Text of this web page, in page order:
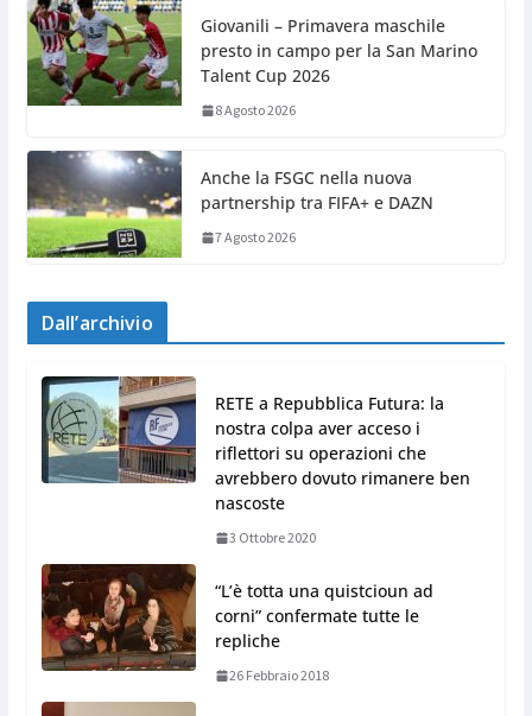
Giovanili – Primavera maschile
presto in campo per la San Marino
Talent Cup 2026
8 Agosto 2026
Anche la FSGC nella nuova
partnership tra FIFA+ e DAZN
7 Agosto 2026
Dall’archivio
RETE a Repubblica Futura: la
nostra colpa aver acceso i
riflettori su operazioni che
avrebbero dovuto rimanere ben
nascoste
3 Ottobre 2020
“L’è totta una quistcioun ad
corni” confermate tutte le
repliche
26 Febbraio 2018